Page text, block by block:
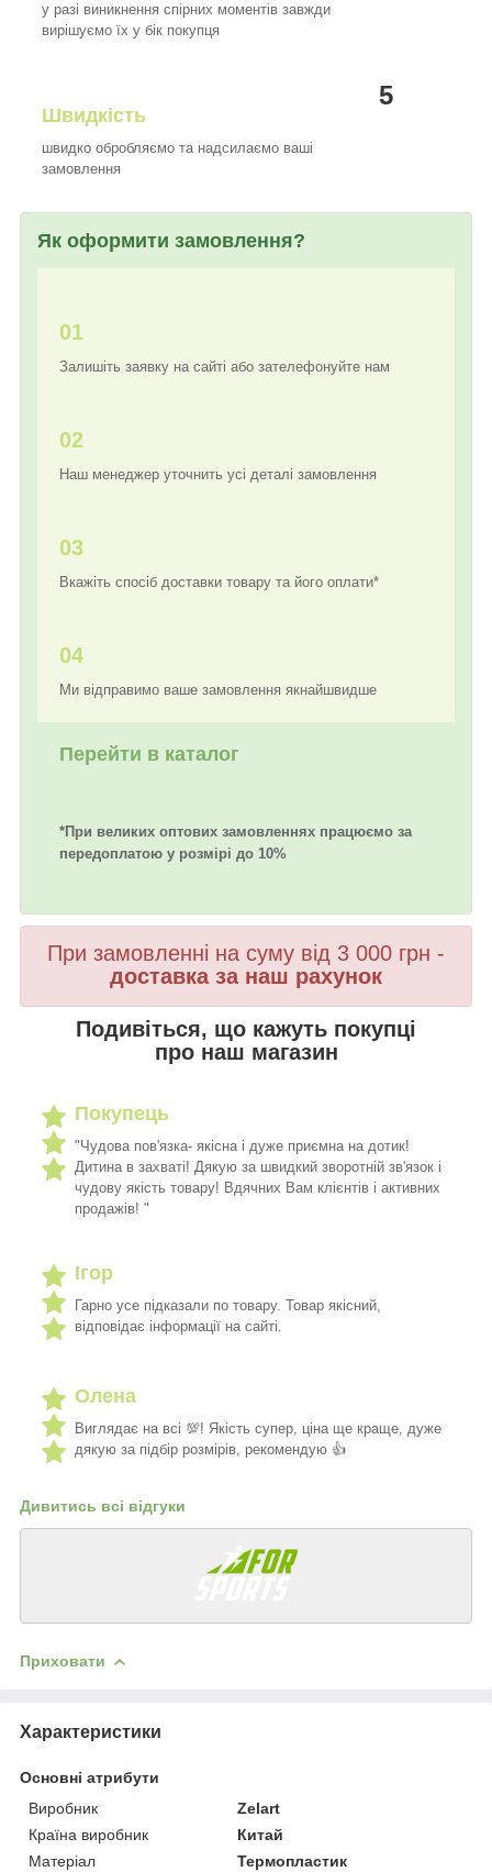
у разі виникнення спірних моментів завжди
вирішуємо їх у бік покупця
5
Швидкість
швидко обробляємо та надсилаємо ваші
замовлення
Як оформити замовлення?
01
Залишіть заявку на сайті або зателефонуйте нам
02
Наш менеджер уточнить усі деталі замовлення
03
Вкажіть спосіб доставки товару та його оплати*
04
Ми відправимо ваше замовлення якнайшвидше
Перейти в каталог
*При великих оптових замовленнях працюємо за
передоплатою у розмірі до 10%
При замовленні на суму від 3 000 грн -
доставка за наш рахунок
Подивіться, що кажуть покупці
про наш магазин
Покупець
"Чудова пов'язка- якісна і дуже приємна на дотик!
Дитина в захваті! Дякую за швидкий зворотній зв'язок і
чудову якість товару! Вдячних Вам клієнтів і активних
продажів! "
Ігор
Гарно усе підказали по товару. Товар якісний,
відповідає інформації на сайті.
Олена
Виглядає на всі 💯! Якість супер, ціна ще краще, дуже
дякую за підбір розмірів, рекомендую 👍
Дивитись всі відгуки
Приховати
Характеристики
Основні атрибути
Виробник
Zelart
Країна виробник
Китай
Матеріал
Термопластик